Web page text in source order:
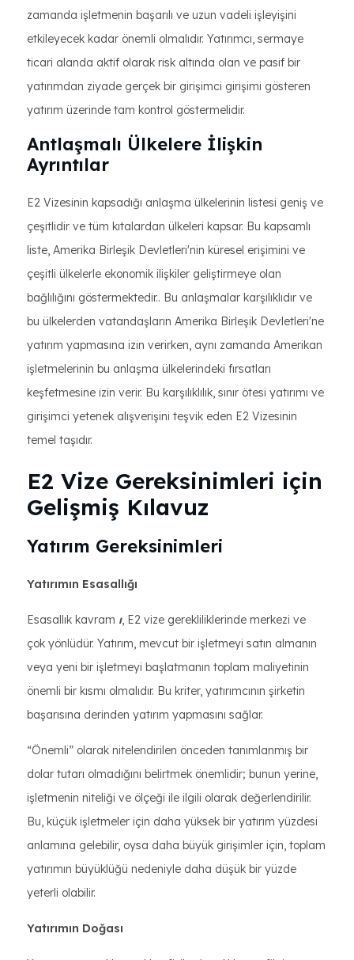
zamanda işletmenin başarılı ve uzun vadeli işleyişini
etkileyecek kadar önemli olmalıdır. Yatırımcı, sermaye
ticari alanda aktif olarak risk altında olan ve pasif bir
yatırımdan ziyade gerçek bir girişimci girişimi gösteren
yatırım üzerinde tam kontrol göstermelidir.
Antlaşmalı Ülkelere İlişkin
Ayrıntılar
E2 Vizesinin kapsadığı anlaşma ülkelerinin listesi geniş ve
çeşitlidir ve tüm kıtalardan ülkeleri kapsar. Bu kapsamlı
liste, Amerika Birleşik Devletleri'nin küresel erişimini ve
çeşitli ülkelerle ekonomik ilişkiler geliştirmeye olan
bağlılığını göstermektedir.. Bu anlaşmalar karşılıklıdır ve
bu ülkelerden vatandaşların Amerika Birleşik Devletleri'ne
yatırım yapmasına izin verirken, aynı zamanda Amerikan
işletmelerinin bu anlaşma ülkelerindeki fırsatları
keşfetmesine izin verir. Bu karşılıklılık, sınır ötesi yatırımı ve
girişimci yetenek alışverişini teşvik eden E2 Vizesinin
temel taşıdır.
E2 Vize Gereksinimleri için
Gelişmiş Kılavuz
Yatırım Gereksinimleri
Yatırımın Esasallığı
Esasallık kavram ı, E2 vize gerekliliklerinde merkezi ve
çok yönlüdür. Yatırım, mevcut bir işletmeyi satın almanın
veya yeni bir işletmeyi başlatmanın toplam maliyetinin
önemli bir kısmı olmalıdır. Bu kriter, yatırımcının şirketin
başarısına derinden yatırım yapmasını sağlar.
“Önemli” olarak nitelendirilen önceden tanımlanmış bir
dolar tutarı olmadığını belirtmek önemlidir; bunun yerine,
işletmenin niteliği ve ölçeği ile ilgili olarak değerlendirilir.
Bu, küçük işletmeler için daha yüksek bir yatırım yüzdesi
anlamına gelebilir, oysa daha büyük girişimler için, toplam
yatırımın büyüklüğü nedeniyle daha düşük bir yüzde
yeterli olabilir.
Yatırımın Doğası